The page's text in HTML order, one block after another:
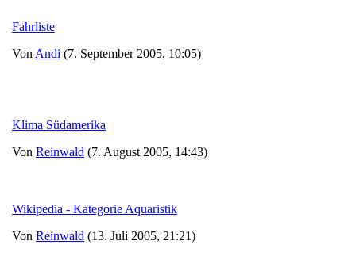
Fahrliste
Von Andi (7. September 2005, 10:05)
Klima Südamerika
Von Reinwald (7. August 2005, 14:43)
Wikipedia - Kategorie Aquaristik
Von Reinwald (13. Juli 2005, 21:21)